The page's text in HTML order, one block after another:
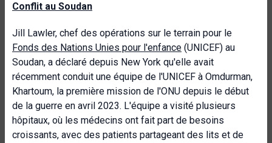
Conflit au Soudan
Jill Lawler, chef des opérations sur le terrain pour le
Fonds des Nations Unies pour l'enfance (UNICEF) au
Soudan, a déclaré depuis New York qu'elle avait
récemment conduit une équipe de l'UNICEF à Omdurman,
Khartoum, la première mission de l'ONU depuis le début
de la guerre en avril 2023. L'équipe a visité plusieurs
hôpitaux, où les médecins ont fait part de besoins
croissants, avec des patients partageant des lits et de